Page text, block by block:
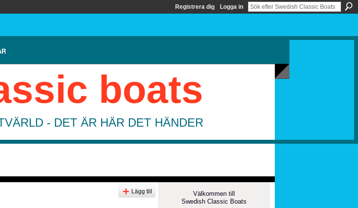
Registrera dig Logga in
boats
- DET ÄR HÄR DET HÄNDER
Lägg till
Välkommen till
Swedish Classic Boats